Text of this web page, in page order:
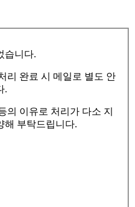
습니다.
리 완료 시 메일로 별도 안
.
의 이유로 처리가 다소 지
해 부탁드립니다.